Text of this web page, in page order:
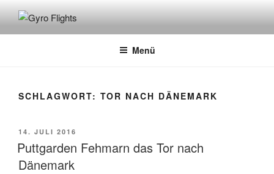
GYRO FLIGHTS
Rundflüge mit dem Gyrocopter
Menü
SCHLAGWORT: TOR NACH DÄNEMARK
14. JULI 2016
Puttgarden Fehmarn das Tor nach
Dänemark